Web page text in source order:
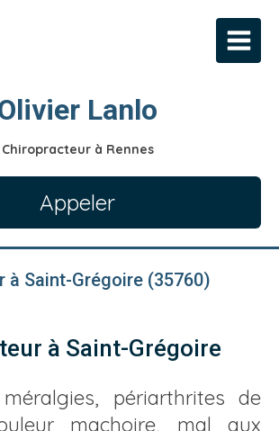
Lanlo
Chiropracteur à Rennes
Appeler
à Saint-Grégoire (35760)
à Saint-Grégoire
périarthrites de
machoire, mal aux